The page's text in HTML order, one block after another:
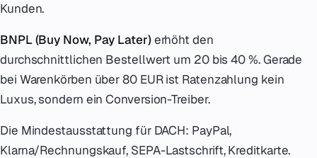
Kunden.
BNPL (Buy Now, Pay Later)erhöht den
durchschnittlichen Bestellwert um 20 bis 40 %. Gerade
bei Warenkörben über 80 EUR ist Ratenzahlung kein
Luxus, sondern ein Conversion-Treiber.
Die Mindestausstattung für DACH: PayPal,
Klarna/Rechnungskauf, SEPA-Lastschrift, Kreditkarte.